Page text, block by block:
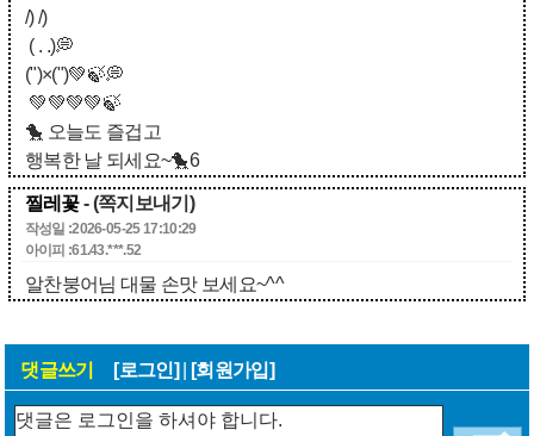
/) /)
( . .)💭
(")×(")💚🍃💭
💚💚💚💚🍃
🐤 오늘도 즐겁고
행복한 날 되세요~🐤6
찔레꽃- (쪽지보내기)
작성일 :2026-05-25 17:10:29
아이피 :61.43.***.52
알찬붕어님 대물 손맛 보세요~^^
댓글쓰기 [로그인] [회원가입]